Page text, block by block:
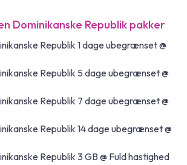
Dominikanske Republik pakker
Republik 1 dage ubegrænset @
Republik 5 dage ubegrænset @
Republik 7 dage ubegrænset @
Republik 14 dage ubegrænset @
Republik 3 GB @ Fuld hastighed